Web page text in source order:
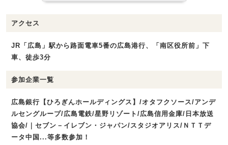
アクセス
JR「広島」駅から路面電車5番の広島港行、「南区役所前」下
車、徒歩3分
参加企業一覧
広島銀行【ひろぎんホールディングス】/オタフクソース/アンデ
ルセングループ/広島電鉄/星野リゾート/広島信用金庫/日本放送
協会/｜セブン－イレブン・ジャパン/スタジオアリス/ＮＴＴデ
ータ中国...等多数参加！